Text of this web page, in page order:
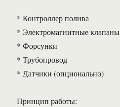
* Контроллер полива
* Электромагнитные клапаны
* Форсунки
* Трубопровод
* Датчики (опционально)
Принцип работы: